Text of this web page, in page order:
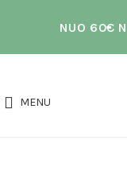
NUO 60€
MENU